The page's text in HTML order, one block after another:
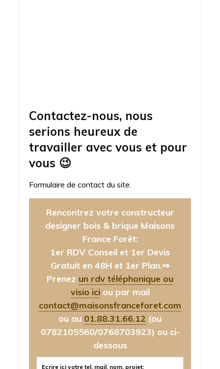
Contactez-nous, nous
serions heureux de
travailler avec vous et pour
vous 😉
Formulaire de contact du site.
Rencontrez votre constructeur
designer bois & brique Maisons
France Forêt:
1er RDV Conseil et 1er Devis
Gratuit en 48H et 1er Plan.⇒
Prenez un rdv téléphonique ou
visio iciou par mail
contact@maisonsfranceforet.com
ou au 01.88.31.66.12 (ou
0782105560/0768703923) ou ci-
dessous